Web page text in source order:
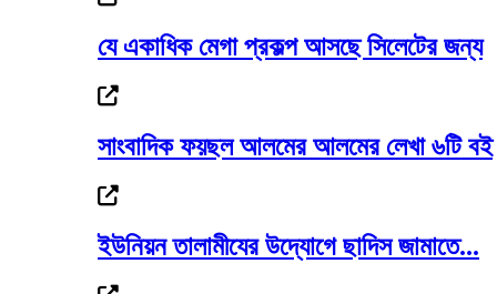
গোলাপগঞ্জে প্রাথমিক শিক্ষাবৃত্তি পাওয়া ৭...
যে একাধিক মেগা প্রকল্প আসছে সিলেটের জন্য
সাংবাদিক ফয়ছল আলমের আলমের লেখা ৬টি বই
ইউনিয়ন তালামীযের উদ্যোগে ছাদিস জামাতে...